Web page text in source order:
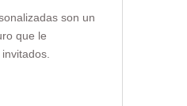
son un
que le